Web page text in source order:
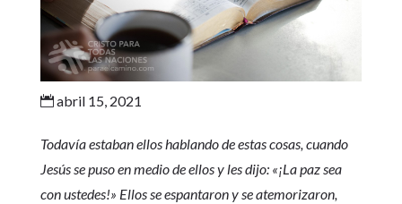
abril 15, 2021
Todavía estaban ellos hablando de estas cosas, cuando
Jesús se puso en medio de ellos y les dijo: «¡La paz sea
con ustedes!» Ellos se espantaron y se atemorizaron,